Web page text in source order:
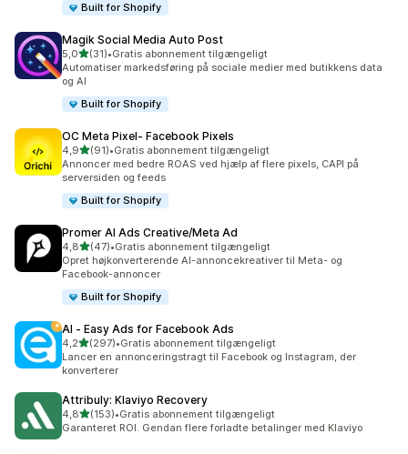
Built for Shopify
Magik Social Media Auto Post
5,0ud af 5 stjerner
(31)
31 anmeldelser i alt
•Gratis abonnement tilgængeligt
Automatiser markedsføring på sociale medier med butikkens data
og AI
Built for Shopify
OC Meta Pixel‑ Facebook Pixels
4,9ud af 5 stjerner
(91)
91 anmeldelser i alt
•Gratis abonnement tilgængeligt
Annoncer med bedre ROAS ved hjælp af flere pixels, CAPI på
serversiden og feeds
Built for Shopify
Promer AI Ads Creative/Meta Ad
4,8ud af 5 stjerner
(47)
47 anmeldelser i alt
•Gratis abonnement tilgængeligt
Opret højkonverterende AI-annoncekreativer til Meta- og
Facebook-annoncer
Built for Shopify
AI ‑ Easy Ads for Facebook Ads
4,2ud af 5 stjerner
(297)
297 anmeldelser i alt
•Gratis abonnement tilgængeligt
Lancer en annonceringstragt til Facebook og Instagram, der
konverterer
Attribuly: Klaviyo Recovery
4,8ud af 5 stjerner
(153)
153 anmeldelser i alt
•Gratis abonnement tilgængeligt
Garanteret ROI. Gendan flere forladte betalinger med Klaviyo